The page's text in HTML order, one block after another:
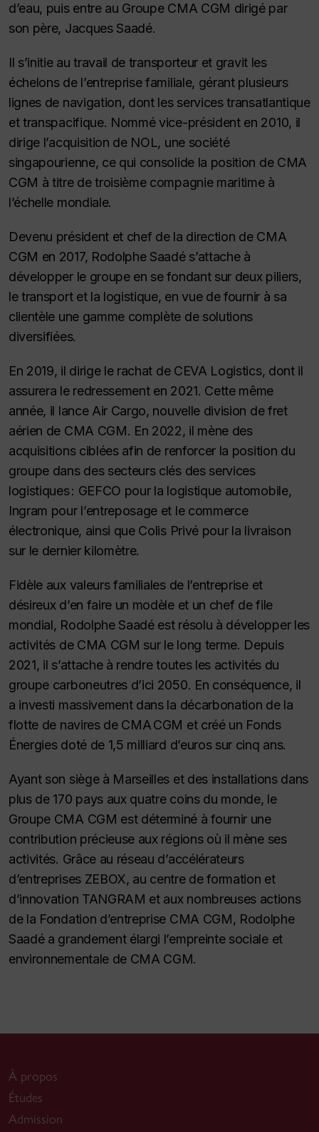
d’eau, puis entre au Groupe CMA CGM dirigé par
son père, Jacques Saadé.
Il s’initie au travail de transporteur et gravit les
échelons de l’entreprise familiale, gérant plusieurs
lignes de navigation, dont les services transatlantique
et transpacifique. Nommé vice-président en 2010, il
dirige l’acquisition de NOL, une société
singapourienne, ce qui consolide la position de CMA
CGM à titre de troisième compagnie maritime à
l’échelle mondiale.
Devenu président et chef de la direction de CMA
CGM en 2017, Rodolphe Saadé s’attache à
développer le groupe en se fondant sur deux piliers,
le transport et la logistique, en vue de fournir à sa
clientèle une gamme complète de solutions
diversifiées.
En 2019, il dirige le rachat de CEVA Logistics, dont il
assurera le redressement en 2021. Cette même
année, il lance Air Cargo, nouvelle division de fret
aérien de CMA CGM. En 2022, il mène des
acquisitions ciblées afin de renforcer la position du
groupe dans des secteurs clés des services
logistiques : GEFCO pour la logistique automobile,
Ingram pour l’entreposage et le commerce
électronique, ainsi que Colis Privé pour la livraison
sur le dernier kilomètre.
Fidèle aux valeurs familiales de l’entreprise et
désireux d’en faire un modèle et un chef de file
mondial, Rodolphe Saadé est résolu à développer les
activités de CMA CGM sur le long terme. Depuis
2021, il s’attache à rendre toutes les activités du
groupe carboneutres d’ici 2050. En conséquence, il
a investi massivement dans la décarbonation de la
flotte de navires de CMA CGM et créé un Fonds
Énergies doté de 1,5 milliard d’euros sur cinq ans.
Ayant son siège à Marseilles et des installations dans
plus de 170 pays aux quatre coins du monde, le
Groupe CMA CGM est déterminé à fournir une
contribution précieuse aux régions où il mène ses
activités. Grâce au réseau d’accélérateurs
d’entreprises ZEBOX, au centre de formation et
d’innovation TANGRAM et aux nombreuses actions
de la Fondation d’entreprise CMA CGM, Rodolphe
Saadé a grandement élargi l’empreinte sociale et
environnementale de CMA CGM.
À propos
Études
Admission